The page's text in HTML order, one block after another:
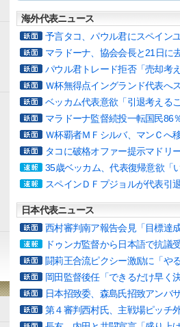
海外代表ニュース
予言タコ、パウル君にスペイン
マラドーナ、協会会長と21日に
パウル君トレード拒否「売却考え
Ｗ杯無得点イングランド代表へ
ベッカム代表意欲「引退考えるこ
マラドーナ監督続投一転国民86
Ｗ杯覇者ＭＦシルバ、マンＣへ
タコに破格オファー提示マドリ
35歳ベッカム、代表復帰意欲「
スペインＤＦプジョルが代表引
日本代表ニュース
西村審判南ア報告会見「目標達成
ドゥンガ監督から日本語で抗議
闘莉王合流ピクシー激励に「や
岡田監督後任「できるだけ早く
日本招致委、森島氏招致アンバ
第４審判西村氏、主戦場ピッチ